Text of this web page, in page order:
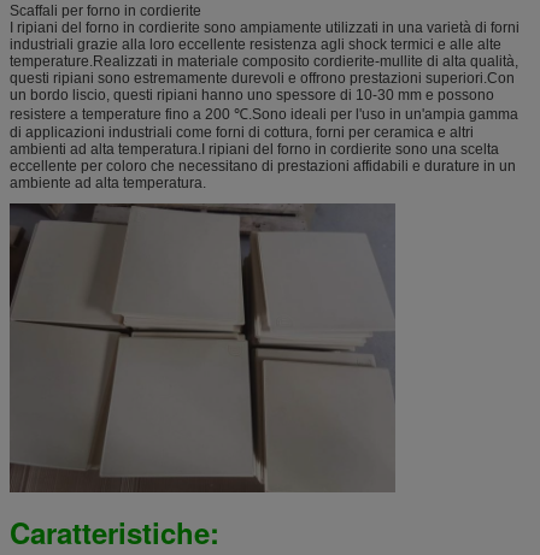
Scaffali per forno in cordierite
I ripiani del forno in cordierite sono ampiamente utilizzati in una varietà di forni
industriali grazie alla loro eccellente resistenza agli shock termici e alle alte
temperature.Realizzati in materiale composito cordierite-mullite di alta qualità,
questi ripiani sono estremamente durevoli e offrono prestazioni superiori.Con
un bordo liscio, questi ripiani hanno uno spessore di 10-30 mm e possono
resistere a temperature fino a 200 ℃.Sono ideali per l'uso in un'ampia gamma
di applicazioni industriali come forni di cottura, forni per ceramica e altri
ambienti ad alta temperatura.I ripiani del forno in cordierite sono una scelta
eccellente per coloro che necessitano di prestazioni affidabili e durature in un
ambiente ad alta temperatura.
Caratteristiche: